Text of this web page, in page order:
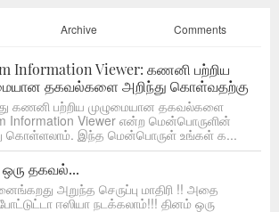
Archive Comments
Information Viewer: கணனி பற்றிய
தகவல்களை அறிந்து கொள்வதற்கு
கணனி பற்றிய முழுமையான தகவல்களை
Information Viewer என்ற மென்பொருளின்
கொள்ளலாம். இந்த மென்பொருள் உங்கள் க...
தகவல்...
அறுந்த செருப்பு மாதிரி !! அதை
ஈஸியா நடக்கலாம்!!! தினம் ஒரு